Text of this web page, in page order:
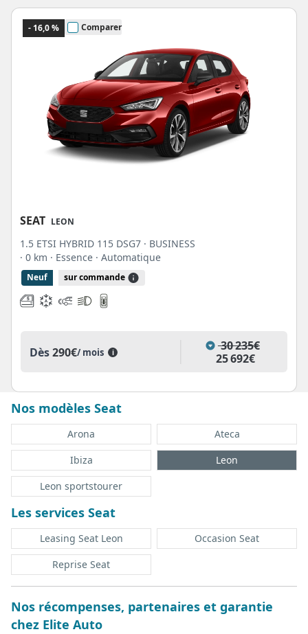
baptisé eHybrid avec 204ch sera commercialisé sur cette Leon 4. Les différentes
motorisations bénéficient également des avancées technologiques du
constructeur avec les nouveaux dispositif de réduction des émissions de NOX,
permise grâce à un convertisseur catalytique AdBlue. Vous pouvez découvrir
plus d’infos sur la Seat Leon leon 1.5 etsi hybrid 115 dsg7 grâce à notre
avec les finitions (Style, Urban, Xcellence…), prix, essais vidéo…
- 16,0 % Comparer
SEAT LEON
1.5 ETSI HYBRID 115 DSG7 · BUSINESS
· 0 km · Essence · Automatique
Neuf sur commande
Dès290€/ mois i
30 235€
25 692€
Nos modèles Seat
Arona
Ateca
Ibiza
Leon
Leon sportstourer
Les services Seat
Leasing Seat Leon
Occasion Seat
Reprise Seat
Nos récompenses, partenaires et garantie
chez Elite Auto